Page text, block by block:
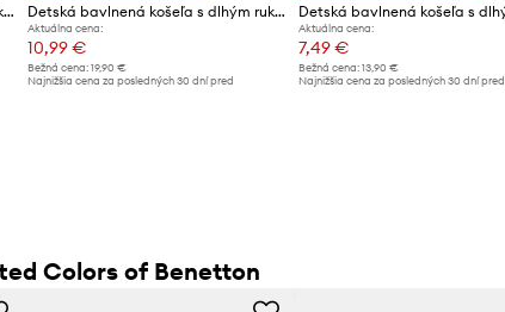
Detská bavlnená košeľa s dlhým rukávom United Colors of Benetton Detská bavlnená košeľa s dlhým rukávom United Colors of Benetton
Aktuálna cena:
10,99 €
Bežná cena:19,90 €
Najnižšia cena za posledných 30 dní pred
Aktuálna cena:
7,49 €
Bežná cena: 13,90 €
Najnižšia cena za posledných 30 dní pred
Colors of Benetton